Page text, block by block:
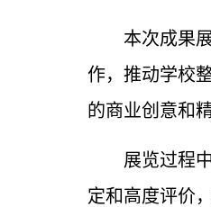
本次成果
作， 推动学校
的商业创意和
展览过程
定和高度评价